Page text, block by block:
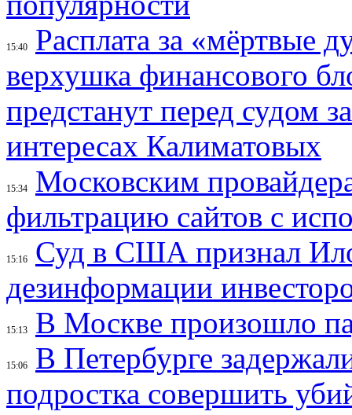
15:40
Расплата за «мёртвые
верхушка финансового
предстанут перед судом
интересах Калиматовых
15:34
Московским
фильтрацию сайтов с
15:16
Суд в США признал
дезинформации
15:13 В Москве произошло
15:06
В Петербурге
подростка совершить